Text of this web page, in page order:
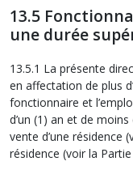
13.5
une durée
13.5.1 La présente
en affectation de plus
fonctionnaire et
d’un (1) an et de
vente d’une résidence
résidence (voir la